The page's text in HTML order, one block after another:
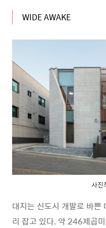
WIDE AWAKE
사진
대지는 신도시 개발로 바쁜
리 잡고 있다. 약 246제곱